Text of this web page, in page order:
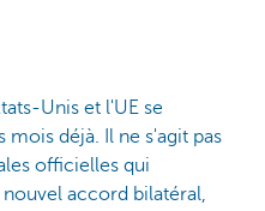
Unis et l'UE se
mois déjà. Il ne s'agit pas
officielles qui
accord bilatéral,